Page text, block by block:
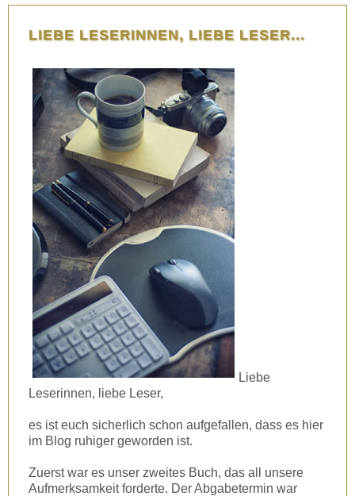
LIEBE LESERINNEN, LIEBE LESER...
Liebe
Leserinnen, liebe Leser,
es ist euch sicherlich schon aufgefallen, dass es hier
im Blog ruhiger geworden ist.
Zuerst war es unser zweites Buch, das all unsere
Aufmerksamkeit forderte. Der Abgabetermin war